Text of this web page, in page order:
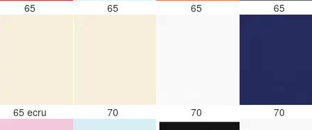
65 65 65 65
65 ecru 70 70 70